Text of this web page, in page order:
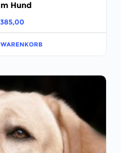
Hund
385,00